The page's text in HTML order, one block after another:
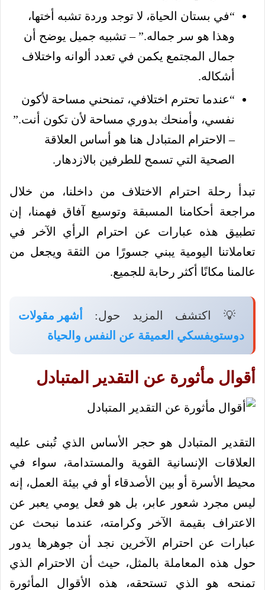
“في بستان الحياة، لا توجد وردة تشبه أختها،
وهذا هو سر جماله.” – تشبيه جميل يوضح أن
جمال المجتمع يكمن في تعدد ألوانه واختلاف
أشكاله.
“عندما تحترم اختلافي، تمنحني مساحة لأكون
نفسي، وأمنحك بدوري مساحة لأن تكون أنت.”
– الاحترام المتبادل هنا هو أساس العلاقة
الصحية التي تسمح للطرفين بالازدهار.
تبدأ رحلة احترام الاختلاف من داخلنا، من خلال
مراجعة أحكامنا المسبقة وتوسيع آفاق فهمنا، إن
تطبيق هذه عبارات عن احترام الرأي الآخر في
تعاملاتنا اليومية يبني جسورًا من الثقة ويجعل من
عالمنا مكانًا أكثر رحابة للجميع.
💡 اكتشف المزيد حول:
أشهر مقولات
دوستويفسكي العميقة عن النفس والحياة
أقوال مأثورة عن التقدير المتبادل
التقدير المتبادل هو حجر الأساس الذي تُبنى عليه
العلاقات الإنسانية القوية والمستدامة، سواء في
محيط الأسرة أو بين الأصدقاء أو في بيئة العمل، إنه
ليس مجرد شعور عابر، بل هو فعل يومي يعبر عن
الاعتراف بقيمة الآخر وكرامته، عندما نبحث عن
عبارات عن احترام الآخرين نجد أن جوهرها يدور
حول هذه المعاملة بالمثل، حيث أن الاحترام الذي
تمنحه هو الذي تستحقه، هذه الأقوال المأثورة